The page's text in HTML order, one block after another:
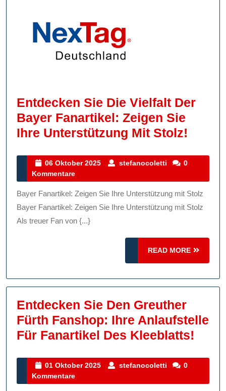
Entdecken Sie Die Vielfalt Der
Bayer Fanartikel: Zeigen Sie
Ihre Unterstützung Mit Stolz!
Die
Der
Bayer
Sie
Stolz!
06 Oktober 2025
06
2025
stefanocoletti stefanocoletti
0
Kommentare
Bayer Fanartikel: Zeigen Sie Ihre Unterstützung mit Stolz
Bayer Fanartikel: Zeigen Sie Ihre Unterstützung mit Stolz
Als treuer Fan von {...}
READ MORE
READ
MORE
Entdecken Sie Den Greuther
Fürth Fanshop: Ihre Anlaufstelle
Für Fanartikel Des Kleeblatts!
01 Oktober 2025
01
2025
stefanocoletti stefanocoletti
0
Kommentare